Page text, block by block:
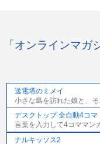
「オンラインマガ
送電塔のミメイ
小さな島を訪れた娘と、
デスクトップ 全自動4コマ
言葉を入力して4コママン
ナルキッソス2